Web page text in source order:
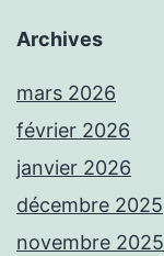
Archives
mars 2026
février 2026
janvier 2026
décembre 2025
novembre 2025